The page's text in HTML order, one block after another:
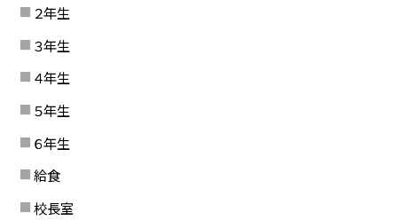
２年生
３年生
４年生
５年生
６年生
給食
校長室